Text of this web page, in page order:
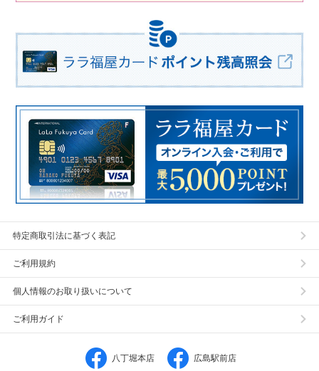
特定商取引法に基づく表記
ご利用規約
個人情報のお取り扱いについて
ご利用ガイド
八丁堀本店 広島駅前店